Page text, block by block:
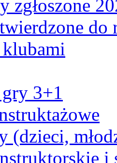
zgłoszone
3+1
(dzieci,
i